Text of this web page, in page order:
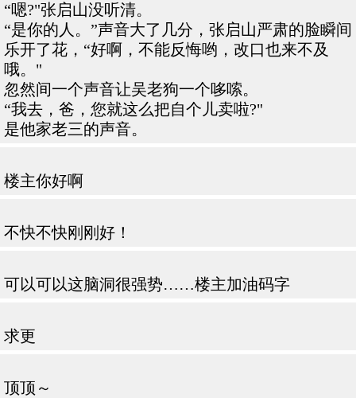
“嗯?"张启山没听清。
“是你的人。”声音大了几分，张启山严肃的脸瞬间
乐开了花，“好啊，不能反悔哟，改口也来不及
哦。"
忽然间一个声音让吴老狗一个哆嗦。
“我去，爸，您就这么把自个儿卖啦?"
是他家老三的声音。
楼主你好啊
不快不快刚刚好！
可以可以这脑洞很强势……楼主加油码字
求更
顶顶～